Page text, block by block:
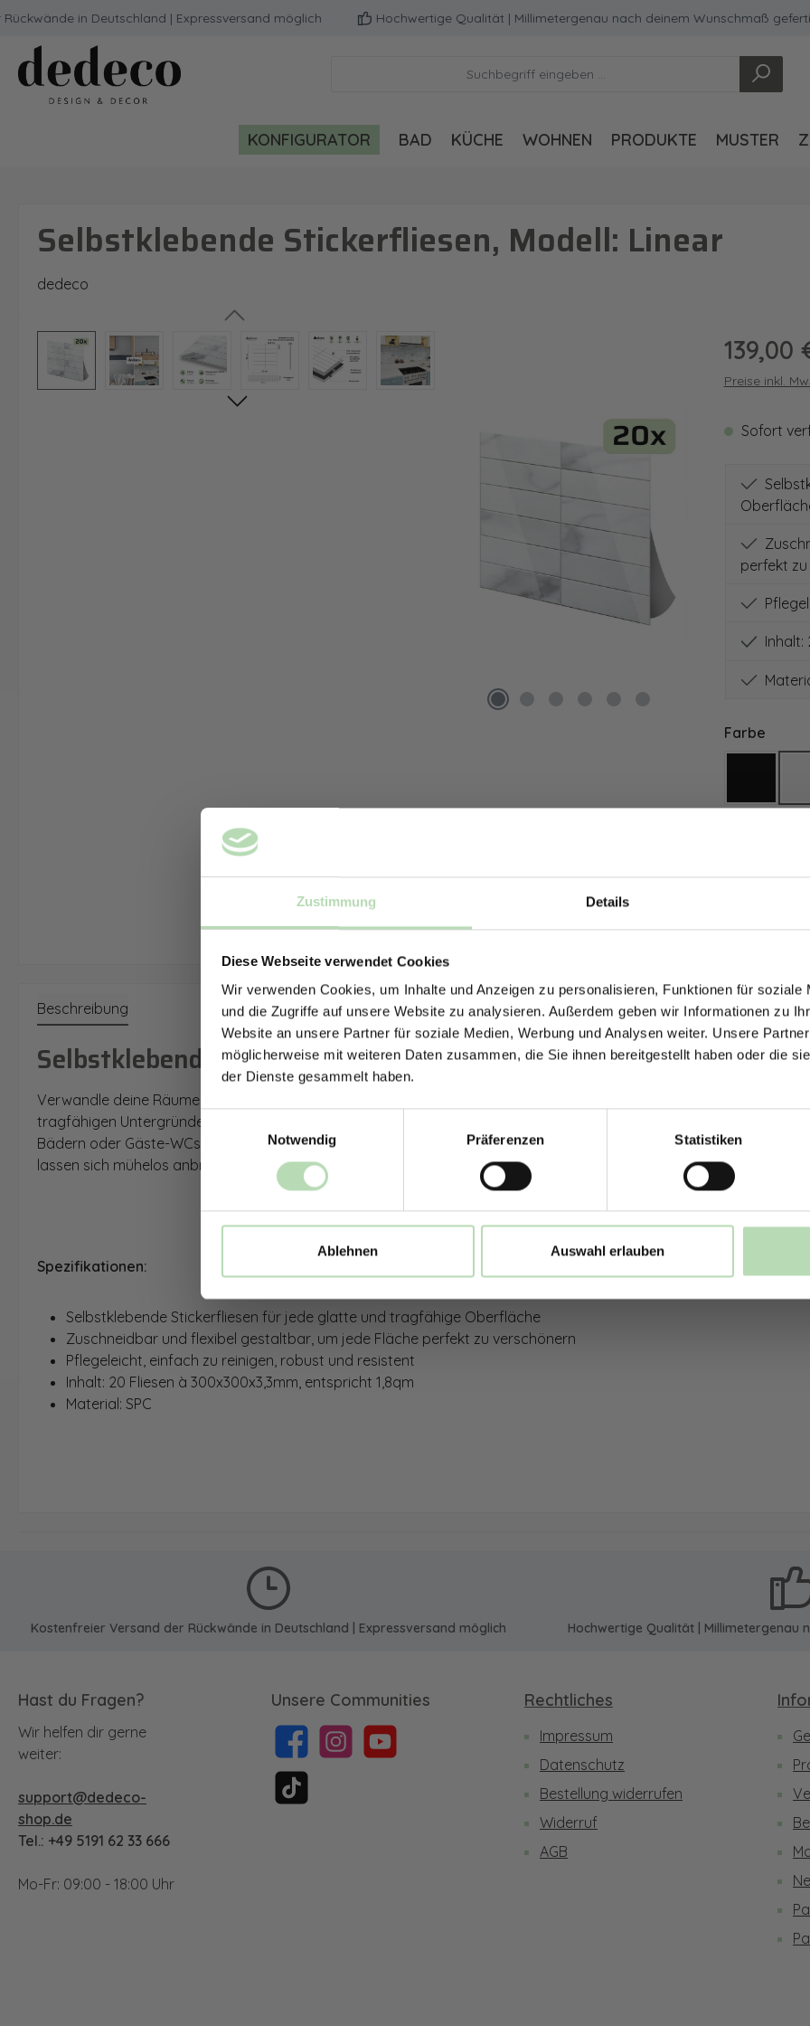
Zustimmung Details
Diese Webseite verwendet Cookies
Wir verwenden Cookies, um Inhalte und Anzeigen zu personalisieren, Funktionen für soziale
und die Zugriffe auf unsere Website zu analysieren. Außerdem geben wir Informationen zu
Website an unsere Partner für soziale Medien, Werbung und Analysen weiter. Unsere
möglicherweise mit weiteren Daten zusammen, die Sie ihnen bereitgestellt haben oder die
der Dienste gesammelt haben.
Einwilligungsauswahl
Notwendig
Präferenzen Statistiken
Ablehnen Auswahl erlauben
Hauptinhalt springen
Zur Suche springen
Zur Hauptnavigation springen
in Deutschland | Expressversand möglich Hochwertige Qualität | Millimetergenau nach deinem Wunschmaß gefertigt
KONFIGURATOR BAD KÜCHE WOHNEN PRODUKTE MUSTER
Selbstklebende Stickerfliesen, Modell: Linear
dedeco
Bildergalerie überspringen Regulärer
139,00
Preise inkl.
Sofort
perfekt
Inhalt:
Farbe
Produkt
Zum
Lieferzeit:
Beschreibung
Selbstklebende Stickerfliesen, Modell: Linear
Verwandle deine Räume mit unseren selbstklebenden Stickerfliesen in eine stilvolle Wohlfühloase! Diese modernen
tragfähigen Untergründen anbringen und bieten eine schnelle Lösung für ein neues Raumgefühl. Ob als praktische
Bädern oder Gäste-WCs oder als kreatives Dekorhighlight – unsere Stickerfliesen sind die perfekte Wahl für alle,
lassen sich mühelos anbringen und mit einem Cuttermesser individuell zuschneiden, sodass sie perfekt in jeden
Spezifikationen:
Selbstklebende Stickerfliesen für jede glatte und tragfähige Oberfläche
Zuschneidbar und flexibel gestaltbar, um jede Fläche perfekt zu verschönern
Pflegeleicht, einfach zu reinigen, robust und resistent
Inhalt: 20 Fliesen à 300x300x3,3mm, entspricht 1,8qm
Material: SPC
Kostenfreier Versand der Rückwände in Deutschland | Expressversand möglich Hochwertige Qualität | Millimetergenau
Rechtliches
Impressum
Datenschutz
Bestellung widerrufen
Widerruf
AGB
Hast du Fragen?
Wir helfen dir gerne
weiter:
support@dedeco-
shop.de
Tel.: +49 5191 62 33 666
Mo-Fr: 09:00 - 18:00 Uhr
Unsere Communities
FacebookInstagramYouTube
TikTok
Jetzt zum Newsletter
Rabatt erhalten
Mit der Anmeldung erklärst du dich damit
E-Mails von uns zu erhalten.